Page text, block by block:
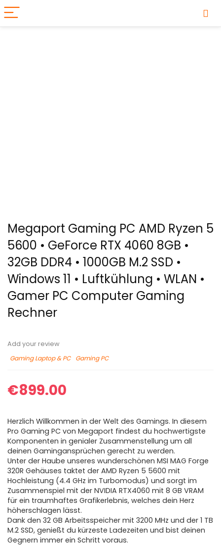
Megaport Gaming PC AMD Ryzen 5
5600 • GeForce RTX 4060 8GB •
32GB DDR4 • 1000GB M.2 SSD •
Windows 11 • Luftkühlung • WLAN •
Gamer PC Computer Gaming
Rechner
Add your review
Gaming Laptop & PC
Gaming PC
€899.00
Herzlich Willkommen in der Welt des Gamings. In diesem
Pro Gaming PC von Megaport findest du hochwertigste
Komponenten in genialer Zusammenstellung um all
deinen Gamingansprüchen gerecht zu werden.
Unter der Haube unseres wunderschönen MSI MAG Forge
320R Gehäuses taktet der AMD Ryzen 5 5600 mit
Hochleistung (4.4 GHz im Turbomodus) und sorgt im
Zusammenspiel mit der NVIDIA RTX4060 mit 8 GB VRAM
für ein traumhaftes Grafikerlebnis, welches dein Herz
höherschlagen lässt.
Dank den 32 GB Arbeitsspeicher mit 3200 MHz und der 1 TB
M.2 SSD, genießt du kürzeste Ladezeiten und bist deinen
Gegnern immer ein Schritt voraus.